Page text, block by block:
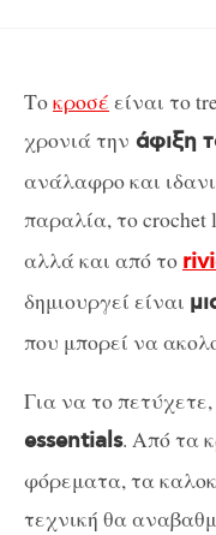
Τοκροσέ είναι το
χρονιά την άφιξη
ανάλαφρο και
παραλία, το crochet
αλλά και από το
δημιουργεί είναι
που μπορεί να
Για να το
essentials. Από τα
φόρεματα, τα
τεχνική θα